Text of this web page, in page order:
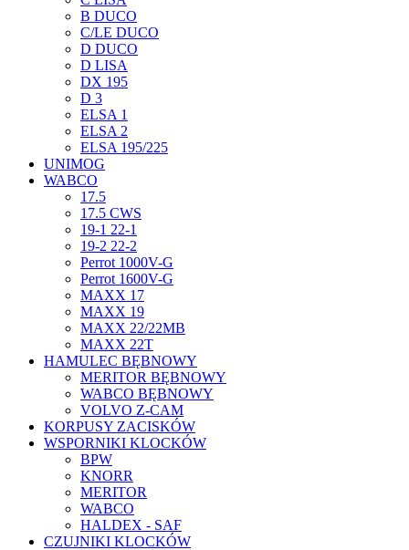
B DUCO
C/LE DUCO
D DUCO
D LISA
DX 195
D 3
ELSA 1
ELSA 2
ELSA 195/225
UNIMOG
WABCO
17.5
17.5 CWS
19-1 22-1
19-2 22-2
Perrot 1000V-G
Perrot 1600V-G
MAXX 17
MAXX 19
MAXX 22/22MB
MAXX 22T
HAMULEC BĘBNOWY
MERITOR BĘBNOWY
WABCO BĘBNOWY
VOLVO Z-CAM
KORPUSY ZACISKÓW
WSPORNIKI KLOCKÓW
BPW
KNORR
MERITOR
WABCO
HALDEX - SAF
CZUJNIKI KLOCKÓW